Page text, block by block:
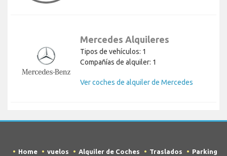
Mercedes Alquileres
Tipos de vehículos: 1
Compañías de alquiler: 1
Ver coches de alquiler de Mercedes
Home vuelos Alquiler de Coches Traslados
Parking